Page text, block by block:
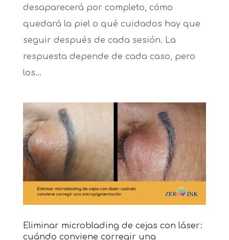
desaparecerá por completo, cómo
quedará la piel o qué cuidados hay que
seguir después de cada sesión. La
respuesta depende de cada caso, pero
los...
Eliminar microblading de cejas con láser:
cuándo conviene corregir una